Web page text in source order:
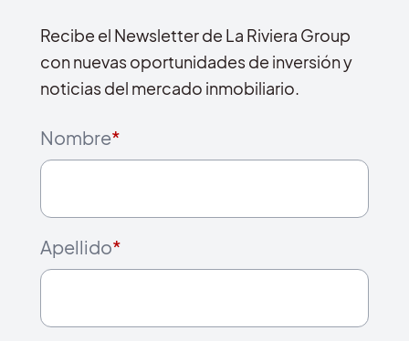
Recibe el Newsletter de La Riviera Group
con nuevas oportunidades de inversión y
noticias del mercado inmobiliario.
Nombre*
Apellido*